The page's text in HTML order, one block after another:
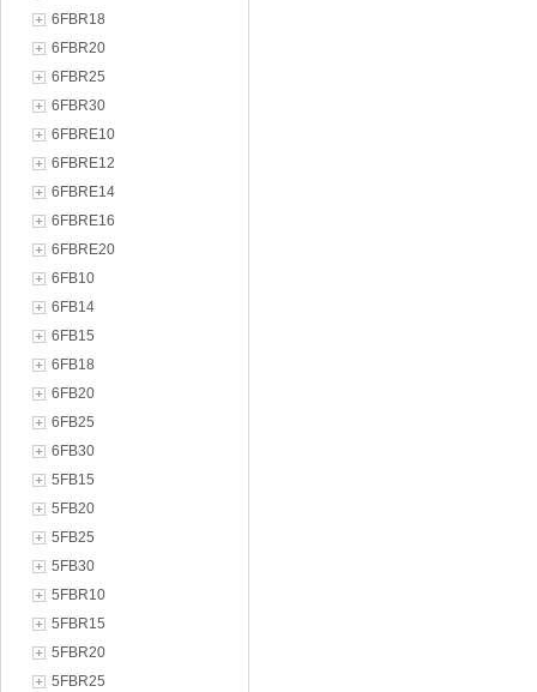
6FBR18
6FBR20
6FBR25
6FBR30
6FBRE10
6FBRE12
6FBRE14
6FBRE16
6FBRE20
6FB10
6FB14
6FB15
6FB18
6FB20
6FB25
6FB30
5FB15
5FB20
5FB25
5FB30
5FBR10
5FBR15
5FBR20
5FBR25